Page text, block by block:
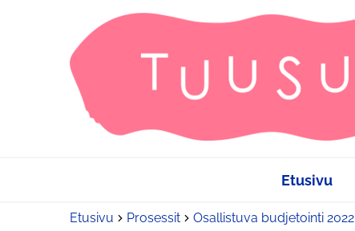
Etusivu
Etusivu Prosessit Osallistuva budjetointi 2022